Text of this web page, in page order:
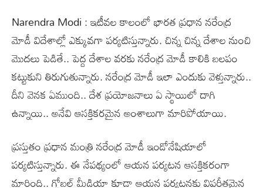
Narendra Modi : ఇటీవల కాలంలో భారత ప్రధాన నరేంద్ర
మోడీ విదేశాల్లో ఎక్కువగా పర్యటిస్తున్నారు. చిన్న చిన్న దేశాల నుంచి
మొదలు పెడితే.. పెద్ద దేశాల వరకు నరేంద్ర మోడీ కాలికి బలపం
కట్టుకుని తిరుగుతున్నారు. నరేంద్ర మోడీ ఇలా ఎందుకు వెళ్తున్నారు..
దీని వెనక ఏముంది.. దేశ ప్రయోజనాలు ఏ స్థాయిలో దాగి
ఉన్నాయి.. అనేవి ఆసక్తికరమైన అంశాలుగా మారిపోయాయి.
ప్రస్తుతం ప్రధాన మంత్రి నరేంద్ర మోడీ ఇండోనేషియాలో
పర్యటిస్తున్నారు. ఈ నేపథ్యంలో ఆయన పర్యటన ఆసక్తికరంగా
మారింది.. గ్లోబల్ మీడియా కూడా ఆయన పర్యటనకు విపరీతమైన